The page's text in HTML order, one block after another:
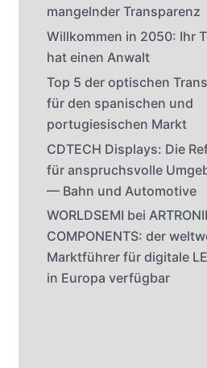
mangelnder Transparenz
Willkommen in 2050: Ihr
hat einen Anwalt
Top 5 der optischen
für den spanischen und
portugiesischen Markt
CDTECH Displays: Die
für anspruchsvolle
— Bahn und Automotive
WORLDSEMI bei
COMPONENTS: der
Marktführer für digitale
in Europa verfügbar